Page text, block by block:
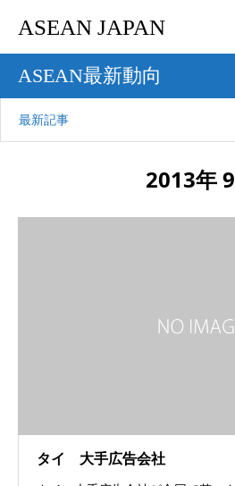
ASEAN JAPAN
ASEAN最新動向
最新記事
2013年
タイ 大手広告会社